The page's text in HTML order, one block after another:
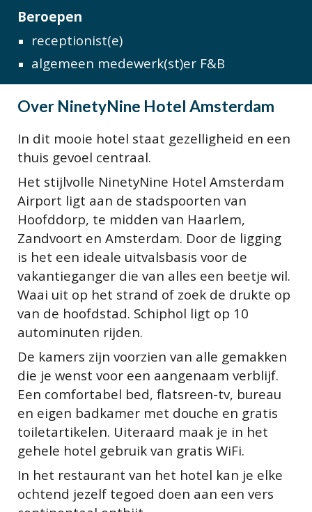
Beroepen
receptionist(e)
algemeen medewerk(st)er F&B
Over NinetyNine Hotel Amsterdam
In dit mooie hotel staat gezelligheid en een
thuis gevoel centraal.
Het stijlvolle NinetyNine Hotel Amsterdam
Airport ligt aan de stadspoorten van
Hoofddorp, te midden van Haarlem,
Zandvoort en Amsterdam. Door de ligging
is het een ideale uitvalsbasis voor de
vakantieganger die van alles een beetje wil.
Waai uit op het strand of zoek de drukte op
van de hoofdstad. Schiphol ligt op 10
autominuten rijden.
De kamers zijn voorzien van alle gemakken
die je wenst voor een aangenaam verblijf.
Een comfortabel bed, flatsreen-tv, bureau
en eigen badkamer met douche en gratis
toiletartikelen. Uiteraard maak je in het
gehele hotel gebruik van gratis WiFi.
In het restaurant van het hotel kan je elke
ochtend jezelf tegoed doen aan een vers